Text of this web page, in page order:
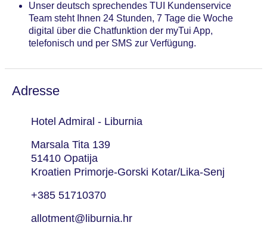
Unser deutsch sprechendes TUI Kundenservice
Team steht Ihnen 24 Stunden, 7 Tage die Woche
digital über die Chatfunktion der myTui App,
telefonisch und per SMS zur Verfügung.
Adresse
Hotel Admiral - Liburnia
Marsala Tita 139
51410 Opatija
Kroatien Primorje-Gorski Kotar/Lika-Senj
+385 51710370
allotment@liburnia.hr